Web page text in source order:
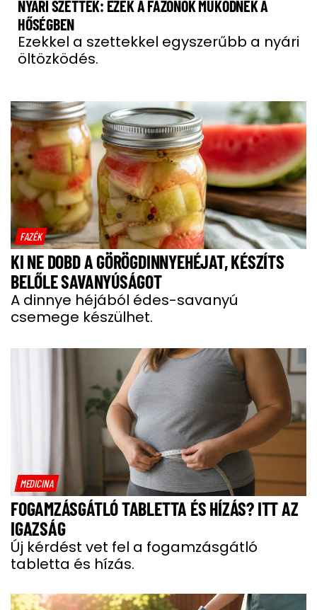
NYÁRI SZETTEK: EZEK A FAZONOK MŰKÖDNEK A
HŐSÉGBEN
Ezekkel a szettekkel egyszerűbb a nyári
öltözködés.
FAZÉK
KI NE DOBD A GÖRÖGDINNYEHÉJAT, KÉSZÍTS
BELŐLE SAVANYÚSÁGOT
A dinnye héjából édes-savanyú
csemege készülhet.
MEDICINA
FOGAMZÁSGÁTLÓ TABLETTA ÉS HÍZÁS? ITT AZ
IGAZSÁG
Új kérdést vet fel a fogamzásgátló
tabletta és hízás.